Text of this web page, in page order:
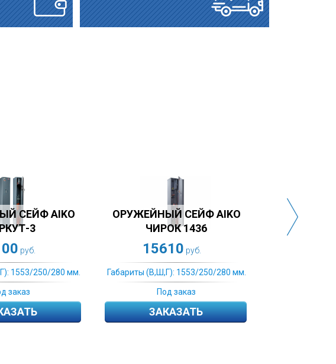
СЕЙФ ОРУЖЕЙНЫЙ ОШ-2
Габариты (В,Ш,Г): 1553/250/280 мм.
ЗАКАЗАТЬ
ШКАФ ОРУЖЕЙНЫЙ
Габариты (В,Ш,Г): 1553/250/280 мм.
ЗАКАЗАТЬ